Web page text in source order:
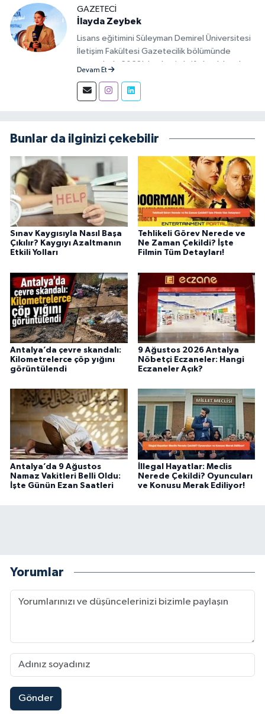
GAZETECI
İlayda Zeybek
Lisans eğitimini Süleyman Demirel Üniversitesi
İletişim Fakültesi Gazetecilik bölümünde
tamamladı. 2023'den beri aktif olarak basılı,
aşamalarında muhabir ve editör olarak görev
alıyor.
Devam Et
Bunlar da ilginizi çekebilir
Sınav Kaygısıyla Nasıl Başa
Çıkılır? Kaygıyı Azaltmanın
Etkili Yolları
Tehlikeli Görev Nerede ve
Ne Zaman Çekildi? İşte
Filmin Tüm Detayları!
Antalya’da çevre skandalı:
Kilometrelerce çöp yığını
görüntülendi
9 Ağustos 2026 Antalya
Nöbetçi Eczaneler: Hangi
Eczaneler Açık?
Antalya’da 9 Ağustos
Namaz Vakitleri Belli Oldu:
İşte Günün Ezan Saatleri
İllegal Hayatlar: Meclis
Nerede Çekildi? Oyuncuları
ve Konusu Merak Ediliyor!
Yorumlar
Gönder